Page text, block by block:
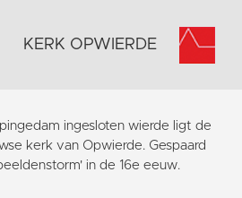
KERK OPWIERDE
ingesloten wierde ligt de
kerk van Opwierde. Gespaard
in de 16e eeuw.